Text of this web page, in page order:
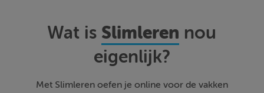
Wat is Slimleren nou
eigenlijk?
Met Slimleren oefen je online voor de vakken